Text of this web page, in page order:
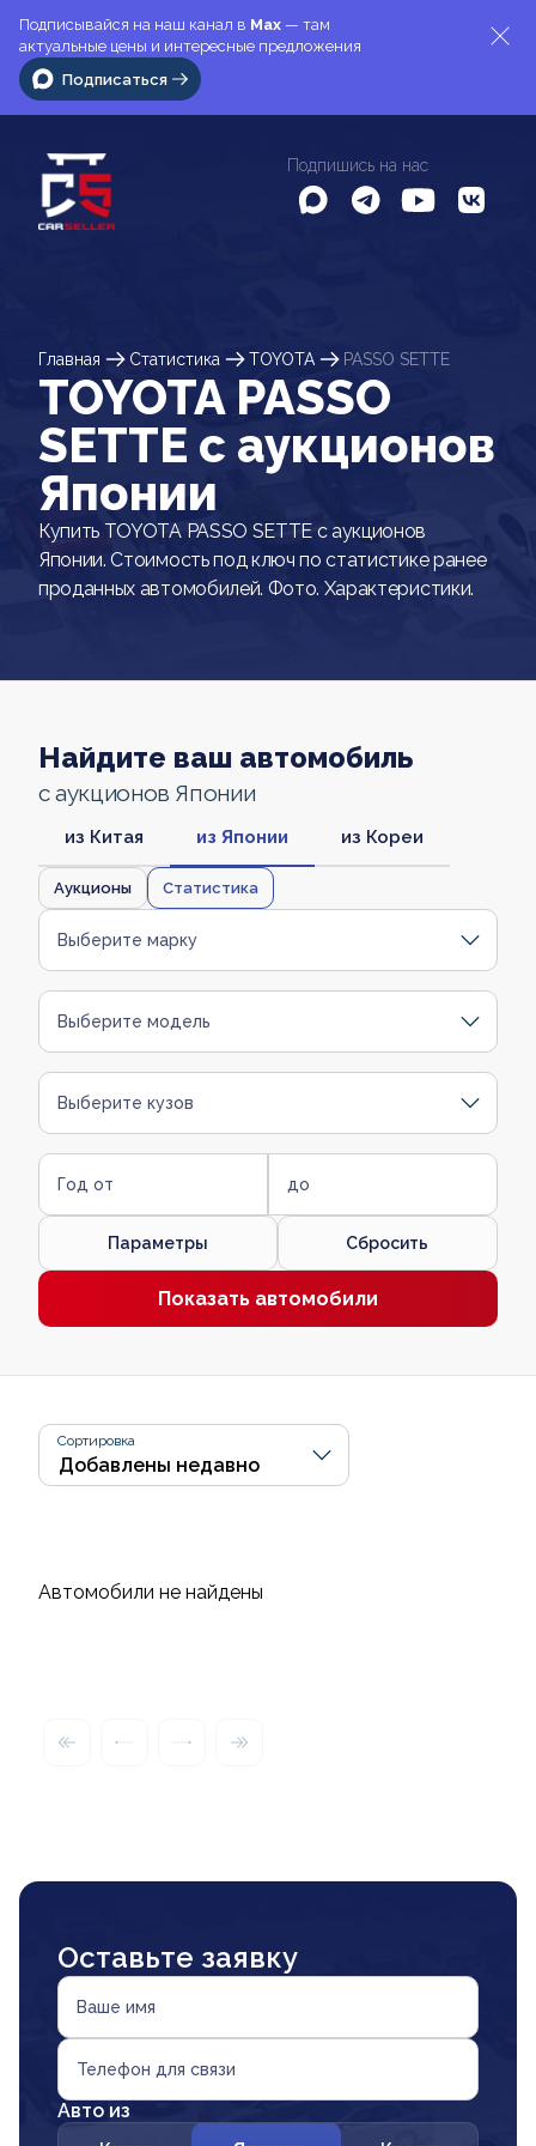
Подписывайся на наш канал в Max — там
актуальные цены и интересные предложения
Подписаться
Подпишись на нас
Главная Статистика TOYOTA PASSO SETTE
TOYOTA PASSO
SETTE c аукционов
Японии
Купить TOYOTA PASSO SETTE с аукционов
Японии. Стоимость под ключ по статистике ранее
проданных автомобилей. Фото. Характеристики.
Найдите ваш автомобиль
с аукционов Японии
из Китая из Японии из Кореи
Аукционы Статистика
Выберите марку
Выберите модель
Выберите кузов
Год от до
Параметры Сбросить
Показать автомобили
Сортировка
Автомобили не найдены
Оставьте заявку
Ваше имя
Телефон для связи
Авто из